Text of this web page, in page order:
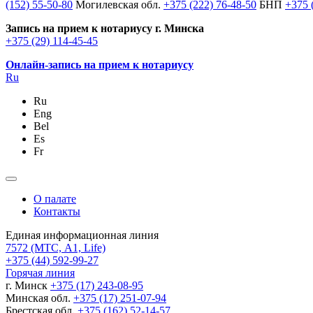
(152) 55-50-80 Могилевская обл. +375 (222) 76-48-50 БНП +375
Запись на прием к нотариусу г. Минска
+375 (29) 114-45-45
Онлайн-запись на прием к нотариусу
Ru
Ru
Eng
Bel
Es
Fr
О палате
Контакты
Единая информационная линия
7572 (МТС, A1, Life)
+375 (44) 592-99-27
Горячая линия
г. Минск +375 (17) 243-08-95
Минская обл. +375 (17) 251-07-94
Брестская обл. +375 (162) 52-14-57